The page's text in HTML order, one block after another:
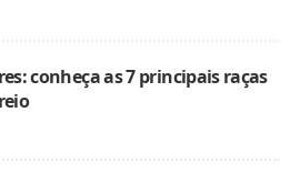
conheça as 7 principais raças